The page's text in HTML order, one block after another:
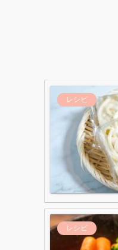
レシピ
レシピ